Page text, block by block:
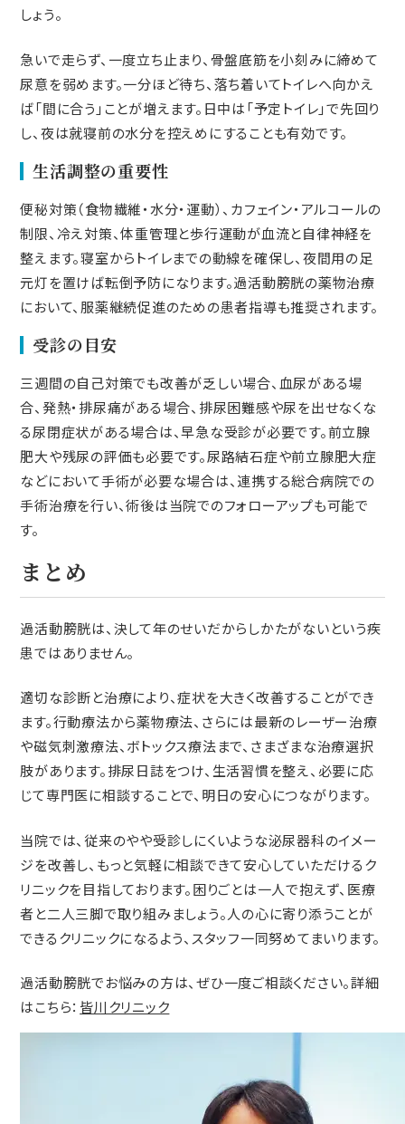
しょう。
急いで走らず、一度立ち止まり、骨盤底筋を小刻みに締めて
尿意を弱めます。一分ほど待ち、落ち着いてトイレへ向かえ
ば「間に合う」ことが増えます。日中は「予定トイレ」で先回り
し、夜は就寝前の水分を控えめにすることも有効です。
生活調整の重要性
便秘対策（食物繊維・水分・運動）、カフェイン・アルコールの
制限、冷え対策、体重管理と歩行運動が血流と自律神経を
整えます。寝室からトイレまでの動線を確保し、夜間用の足
元灯を置けば転倒予防になります。過活動膀胱の薬物治療
において、服薬継続促進のための患者指導も推奨されます。
受診の目安
三週間の自己対策でも改善が乏しい場合、血尿がある場
合、発熱・排尿痛がある場合、排尿困難感や尿を出せなくな
る尿閉症状がある場合は、早急な受診が必要です。前立腺
肥大や残尿の評価も必要です。尿路結石症や前立腺肥大症
などにおいて手術が必要な場合は、連携する総合病院での
手術治療を行い、術後は当院でのフォローアップも可能で
す。
まとめ
過活動膀胱は、決して年のせいだからしかたがないという疾
患ではありません。
適切な診断と治療により、症状を大きく改善することができ
ます。行動療法から薬物療法、さらには最新のレーザー治療
や磁気刺激療法、ボトックス療法まで、さまざまな治療選択
肢があります。排尿日誌をつけ、生活習慣を整え、必要に応
じて専門医に相談することで、明日の安心につながります。
当院では、従来のやや受診しにくいような泌尿器科のイメー
ジを改善し、もっと気軽に相談できて安心していただけるク
リニックを目指しております。困りごとは一人で抱えず、医療
者と二人三脚で取り組みましょう。人の心に寄り添うことが
できるクリニックになるよう、スタッフ一同努めてまいります。
過活動膀胱でお悩みの方は、ぜひ一度ご相談ください。詳細
はこちら： 皆川クリニック